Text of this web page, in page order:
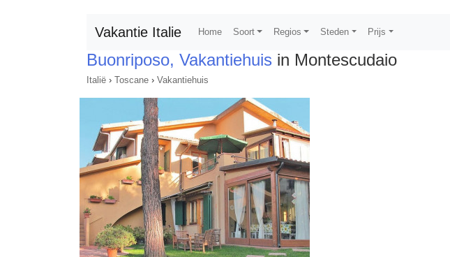
Vakantie Italie Home Soort Regios Steden Prijs
Buonriposo, Vakantiehuis in Montescudaio
Italië › Toscane › Vakantiehuis